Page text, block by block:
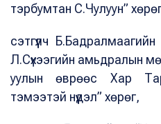
тэрбумтан С.Чулуун”
сэтгүүлч
Л.Сүхээгийн амьдралын
уулын өврөөс Хар
тэмээтэй нүүдэл” хөрөг,